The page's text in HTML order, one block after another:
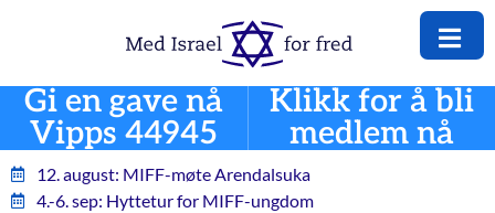
Gi en gave nå
Vipps 44945
Klikk for å bli
medlem nå
12. august: MIFF-møte Arendalsuka
4.-6. sep: Hyttetur for MIFF-ungdom